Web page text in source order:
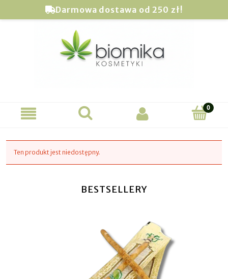
Darmowa dostawa od 250 zł!
Ten produkt jest niedostępny.
BESTSELLERY